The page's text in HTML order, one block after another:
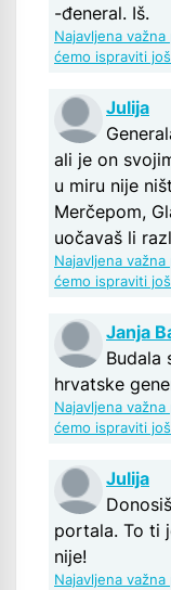
-đeneral. Iš.
Najavljena
ćemo ispraviti
Julija
ali je on
u miru nije
Merčepom,
uočavaš li
Najavljena
ćemo ispraviti
Janja
Budala
hrvatske
Najavljena
ćemo ispraviti
Julija
portala. To ti
nije!
Najavljena